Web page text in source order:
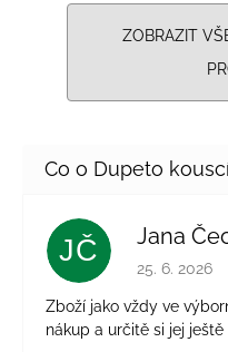
ZOBRAZIT
JČ Jana
Hodnocení
25. 6. 2026
Zboží jako vždy ve
nákup a určitě si jej